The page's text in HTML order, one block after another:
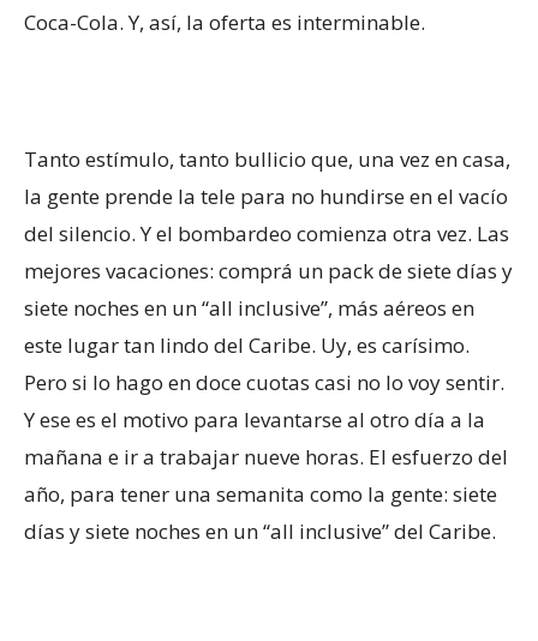
Coca-Cola. Y, así, la oferta es interminable.
Tanto estímulo, tanto bullicio que, una vez en casa,
la gente prende la tele para no hundirse en el vacío
del silencio. Y el bombardeo comienza otra vez. Las
mejores vacaciones: comprá un pack de siete días y
siete noches en un “all inclusive”, más aéreos en
este lugar tan lindo del Caribe. Uy, es carísimo.
Pero si lo hago en doce cuotas casi no lo voy sentir.
Y ese es el motivo para levantarse al otro día a la
mañana e ir a trabajar nueve horas. El esfuerzo del
año, para tener una semanita como la gente: siete
días y siete noches en un “all inclusive” del Caribe.